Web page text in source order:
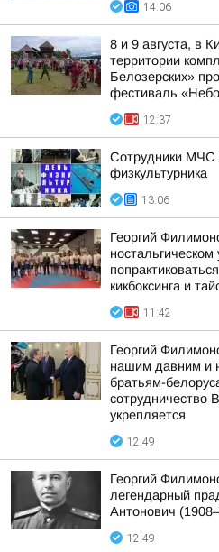
14:06
8 и 9 августа, в
территории
Белозерских»
фестиваль
12:37
Сотрудники МЧС
физкультурника
13:06
Георгий
кикбоксинга и
11:42
Георгий
нашим давним и
братьям-
сотрудничество
укрепляется
12:49
Георгий
легендарный
Антонович
12:49